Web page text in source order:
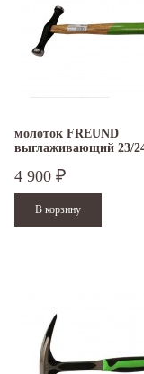
молоток FREUND
выглаживающий 23/
4 900 ₽